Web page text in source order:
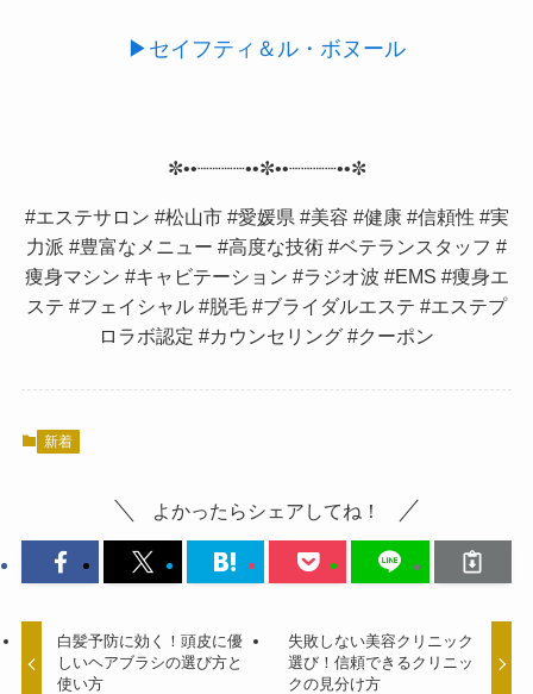
▶︎セイフティ＆ル・ボヌール
✼••┈┈┈┈••✼••┈┈┈┈••✼
#エステサロン #松山市 #愛媛県 #美容 #健康 #信頼性 #実
力派 #豊富なメニュー #高度な技術 #ベテランスタッフ #
痩身マシン #キャビテーション #ラジオ波 #EMS #痩身エ
ステ #フェイシャル #脱毛 #ブライダルエステ #エステプ
ロラボ認定 #カウンセリング #クーポン
新着
よかったらシェアしてね！
白髪予防に効く！頭皮に優
しいヘアブラシの選び方と
使い方
失敗しない美容クリニック
選び！信頼できるクリニッ
クの見分け方